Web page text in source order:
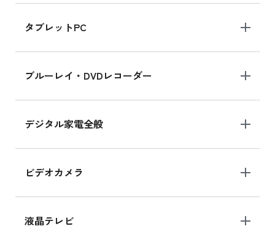
タブレットPC
ブルーレイ・DVDレコーダー
デジタル家電全般
ビデオカメラ
液晶テレビ
iPad mini 8.3インチ の新品買取価格
iPhone 16 シリーズ
iPhone 16 の新品買取価格
iPad Air 11インチ シリーズ
iPad Air 11インチ の新品買取価格
iPhone 15 128GB シリーズ
iPhone 15 128GB の新品買取価格